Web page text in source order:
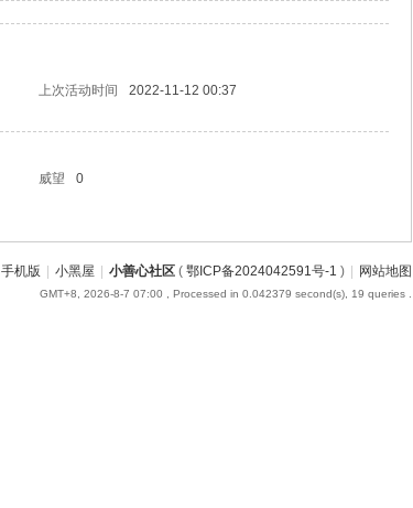
上次活动时间
2022-11-12 00:37
威望
0
手机版 | 小黑屋 | 小善心社区 ( 鄂ICP备2024042591号-1 ) | 网站地图
GMT+8, 2026-8-7 07:00 , Processed in 0.042379 second(s), 19 queries .